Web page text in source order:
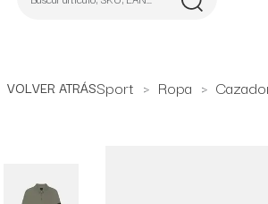
VOLVER ATRÁSSport Ropa